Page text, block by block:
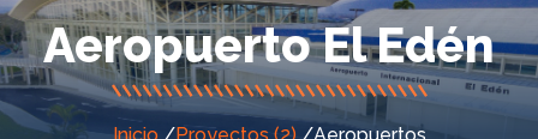
Aeropuerto El Edén